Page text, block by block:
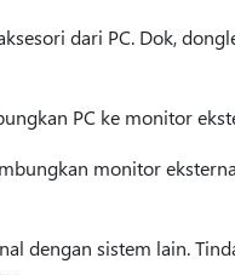
dari PC. Dok,
PC ke monitor
monitor
dengan sistem lain.